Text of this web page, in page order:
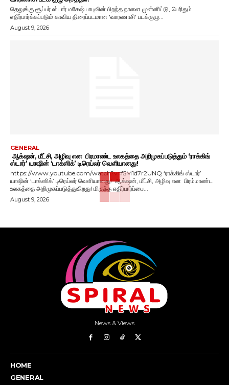
தெலுங்கு சூப்பர் ஸ்டார் மகேஷ் பாபுவின் பிறந்த நாளை முன்னிட்டு, பெரிதும்
எதிர்பார்க்கப்படும் காவிய திரைப்படமான 'வாரணாசி' படக்குழு...
August 9, 2026
GENERAL
ஆக்‌ஷன், மீட்சி, அழிவு என பிரமாண்ட உலகத்தை அறிமுகப்படுத்தும் ‘ராக்கிங்
ஸ்டார்’ யாஷின் ‘டாக்ஸிக்’ டிரெய்லர் வெளியானது!
https://www.youtube.com/watch?v=f5M1d7r2UNQ ‘ராக்கிங் ஸ்டார்’
யாஷின் ‘டாக்ஸிக்’ டிரெய்லர் வெளியானது! ஆக்‌ஷன், மீட்சி, அழிவு என பிரம்மாண்ட
உலகத்தை அறிமுகப்படுத்துகிறது! மிகுந்த எதிர்பார்ப்பை...
August 9, 2026
News & Views
HOME
GENERAL